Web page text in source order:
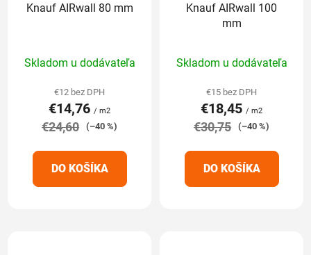
Knauf AIRwall 80 mm
hodnotenie
produktu
je
5,0
5
hviezdičiek.
Skladom u dodávateľa
€12 bez DPH
€14,76 / m2
€24,60 (–40 %)
DO KOŠÍKA
Knauf AIRwall 100
mm
hodnotenie
produktu
je
5,0
5
hviezdičiek.
Skladom u dodávateľa
€15 bez DPH
€18,45 / m2
€30,75 (–40 %)
DO KOŠÍKA